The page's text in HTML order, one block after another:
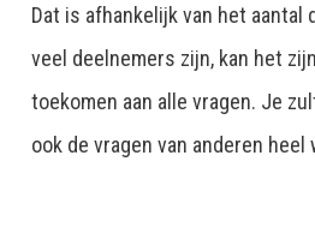
Dat is afhankelijk van het aantal
veel deelnemers zijn, kan het
toekomen aan alle vragen. Je
ook de vragen van anderen heel